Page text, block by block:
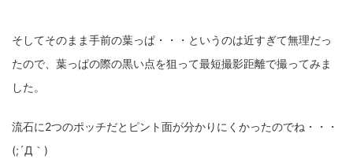
そしてそのまま手前の葉っぱ・・・というのは近すぎて無理だっ
たので、葉っぱの際の黒い点を狙って最短撮影距離で撮ってみま
した。
流石に2つのポッチだとピント面が分かりにくかったのでね・・・
(;´Д｀)